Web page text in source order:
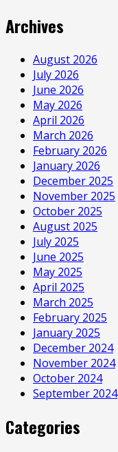
Archives
August 2026
July 2026
June 2026
May 2026
April 2026
March 2026
February 2026
January 2026
December 2025
November 2025
October 2025
August 2025
July 2025
June 2025
May 2025
April 2025
March 2025
February 2025
January 2025
December 2024
November 2024
October 2024
September 2024
Categories